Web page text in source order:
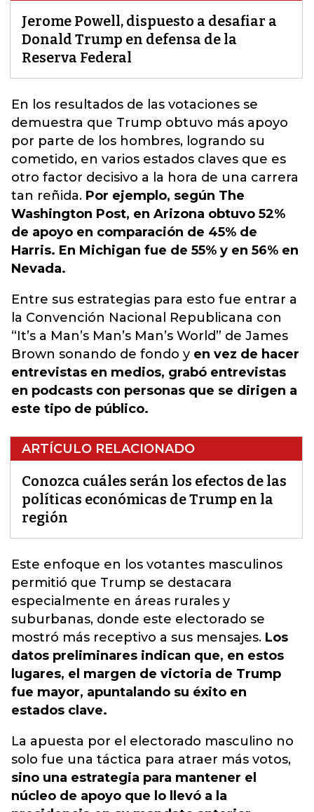
Jerome Powell, dispuesto a desafiar a
Donald Trump en defensa de la
Reserva Federal
En los resultados de las votaciones se
demuestra que Trump obtuvo más apoyo
por parte de los hombres, logrando su
cometido, en varios estados claves que es
otro factor decisivo a la hora de una carrera
tan reñida. Por ejemplo, según The
Washington Post, en Arizona obtuvo 52%
de apoyo en comparación de 45% de
Harris. En Michigan fue de 55% y en 56% en
Nevada.
Entre sus estrategias para esto fue entrar a
la Convención Nacional Republicana con
“It’s a Man’s Man’s Man’s World” de James
Brown sonando de fondo y en vez de hacer
entrevistas en medios, grabó entrevistas
en podcasts con personas que se dirigen a
este tipo de público.
ARTÍCULO RELACIONADO
Conozca cuáles serán los efectos de las
políticas económicas de Trump en la
región
Este enfoque en los votantes masculinos
permitió que Trump se destacara
especialmente en áreas rurales y
suburbanas, donde este electorado se
mostró más receptivo a sus mensajes. Los
datos preliminares indican que, en estos
lugares, el margen de victoria de Trump
fue mayor, apuntalando su éxito en
estados clave.
La apuesta por el electorado masculino no
solo fue una táctica para atraer más votos,
sino una estrategia para mantener el
núcleo de apoyo que lo llevó a la